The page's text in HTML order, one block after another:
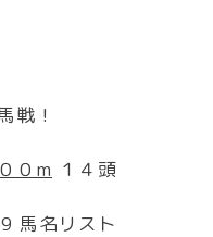
戦！
０m １４頭
馬名リスト